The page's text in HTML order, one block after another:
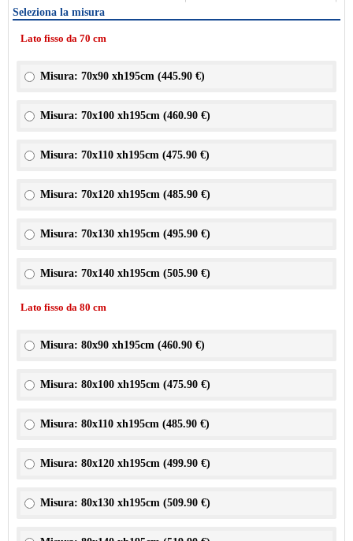
Seleziona la misura
Lato fisso da 70 cm
Misura: 70x90 xh195cm (445.90 €)
Misura: 70x100 xh195cm (460.90 €)
Misura: 70x110 xh195cm (475.90 €)
Misura: 70x120 xh195cm (485.90 €)
Misura: 70x130 xh195cm (495.90 €)
Misura: 70x140 xh195cm (505.90 €)
Lato fisso da 80 cm
Misura: 80x90 xh195cm (460.90 €)
Misura: 80x100 xh195cm (475.90 €)
Misura: 80x110 xh195cm (485.90 €)
Misura: 80x120 xh195cm (499.90 €)
Misura: 80x130 xh195cm (509.90 €)